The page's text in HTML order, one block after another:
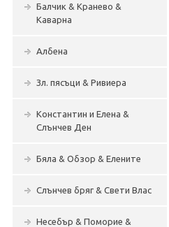
Балчик & Кранево &
Каварна
Албена
Зл. пясъци & Ривиера
Константин и Елена &
Слънчев Ден
Бяла & Обзор & Елените
Слънчев бряг & Свети Влас
Несебър & Поморие &